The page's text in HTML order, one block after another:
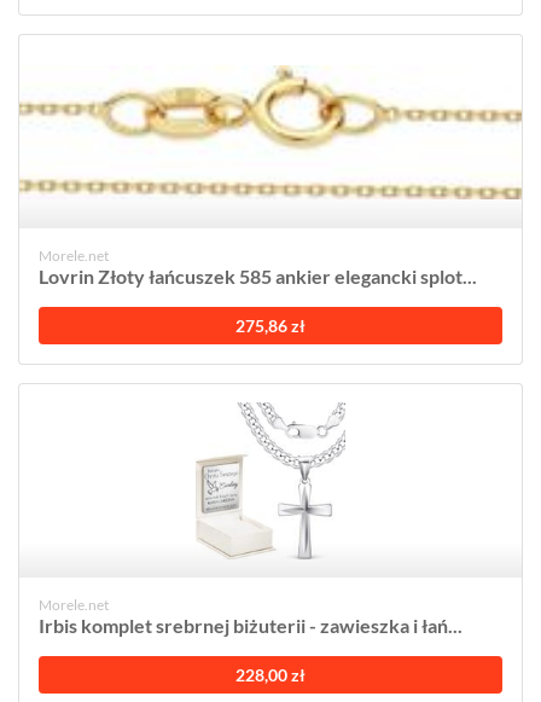
Morele.net
Lovrin Złoty łańcuszek 585 ankier elegancki splot...
275,86 zł
Morele.net
Irbis komplet srebrnej biżuterii - zawieszka i łań...
228,00 zł